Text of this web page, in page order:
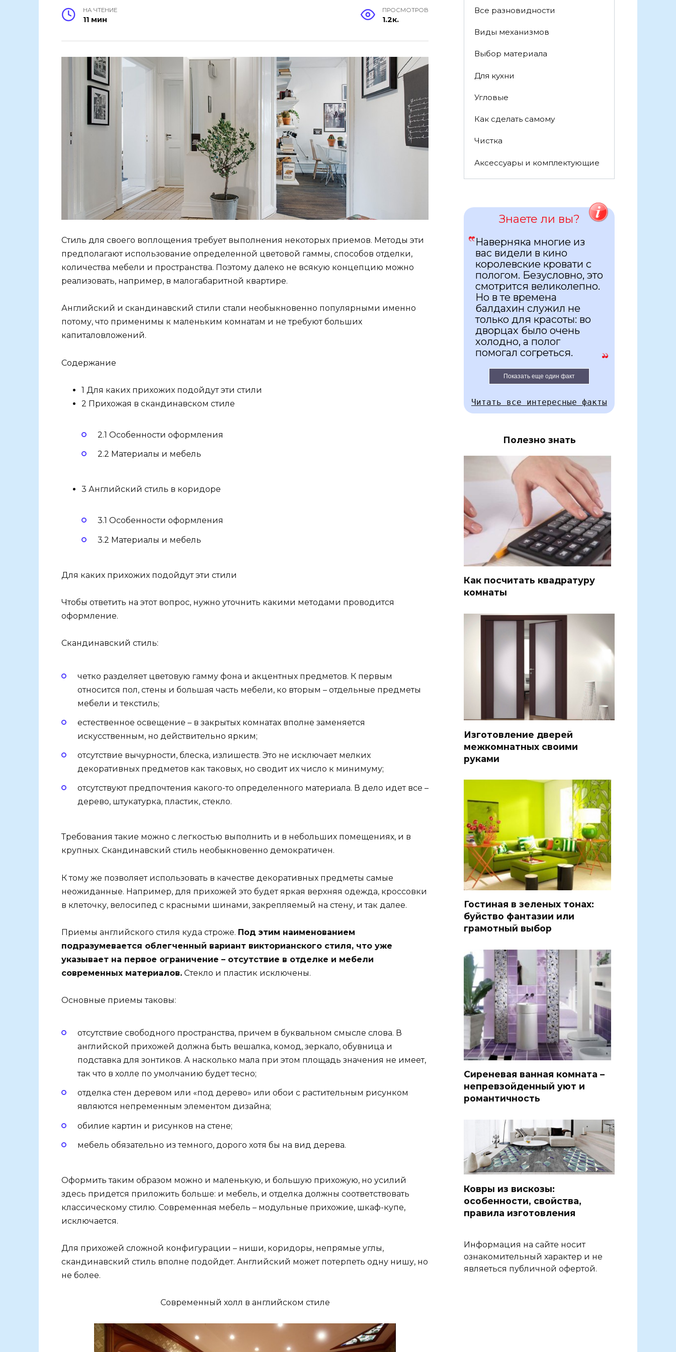
НА ЧТЕНИЕ
11 мин
ПРОСМОТРОВ
1.2к.
Стиль для своего воплощения требует выполнения некоторых приемов. Методы эти
предполагают использование определенной цветовой гаммы, способов отделки,
количества мебели и пространства. Поэтому далеко не всякую концепцию можно
реализовать, например, в малогабаритной квартире.
Английский и скандинавский стили стали необыкновенно популярными именно
потому, что применимы к маленьким комнатам и не требуют больших
капиталовложений.
Содержание
1 Для каких прихожих подойдут эти стили
2 Прихожая в скандинавском стиле
2.1 Особенности оформления
2.2 Материалы и мебель
3 Английский стиль в коридоре
3.1 Особенности оформления
3.2 Материалы и мебель
Для каких прихожих подойдут эти стили
Чтобы ответить на этот вопрос, нужно уточнить какими методами проводится
оформление.
Скандинавский стиль:
четко разделяет цветовую гамму фона и акцентных предметов. К первым
относится пол, стены и большая часть мебели, ко вторым – отдельные предметы
мебели и текстиль;
естественное освещение – в закрытых комнатах вполне заменяется
искусственным, но действительно ярким;
отсутствие вычурности, блеска, излишеств. Это не исключает мелких
декоративных предметов как таковых, но сводит их число к минимуму;
отсутствуют предпочтения какого-то определенного материала. В дело идет все –
дерево, штукатурка, пластик, стекло.
Требования такие можно с легкостью выполнить и в небольших помещениях, и в
крупных. Скандинавский стиль необыкновенно демократичен.
К тому же позволяет использовать в качестве декоративных предметы самые
неожиданные. Например, для прихожей это будет яркая верхняя одежда, кроссовки
в клеточку, велосипед с красными шинами, закрепляемый на стену, и так далее.
Приемы английского стиля куда строже. Под этим наименованием
подразумевается облегченный вариант викторианского стиля, что уже
указывает на первое ограничение – отсутствие в отделке и мебели
современных материалов. Стекло и пластик исключены.
Основные приемы таковы:
отсутствие свободного пространства, причем в буквальном смысле слова. В
английской прихожей должна быть вешалка, комод, зеркало, обувница и
подставка для зонтиков. А насколько мала при этом площадь значения не имеет,
так что в холле по умолчанию будет тесно;
отделка стен деревом или «под дерево» или обои с растительным рисунком
являются непременным элементом дизайна;
обилие картин и рисунков на стене;
мебель обязательно из темного, дорого хотя бы на вид дерева.
Оформить таким образом можно и маленькую, и большую прихожую, но усилий
здесь придется приложить больше: и мебель, и отделка должны соответствовать
классическому стилю. Современная мебель – модульные прихожие, шкаф-купе,
исключается.
Для прихожей сложной конфигурации – ниши, коридоры, непрямые углы,
скандинавский стиль вполне подойдет. Английский может потерпеть одну нишу, но
не более.
Современный холл в английском стиле
Все разновидности
Виды механизмов
Выбор материала
Для кухни
Угловые
Как сделать самому
Чистка
Аксессуары и комплектующие
Знаете ли вы?
Наверняка многие из
вас видели в кино
королевские кровати с
пологом. Безусловно, это
смотрится великолепно.
Но в те времена
балдахин служил не
только для красоты: во
дворцах было очень
холодно, а полог
помогал согреться.
Показать еще один факт
Читать все интересные факты
Полезно знать
Как посчитать квадратуру
комнаты
Изготовление дверей
межкомнатных своими
руками
Гостиная в зеленых тонах:
буйство фантазии или
грамотный выбор
Сиреневая ванная комната –
непревзойденный уют и
романтичность
Ковры из вискозы:
особенности, свойства,
правила изготовления
Информация на сайте носит
ознакомительный характер и не
являеться публичной офертой.